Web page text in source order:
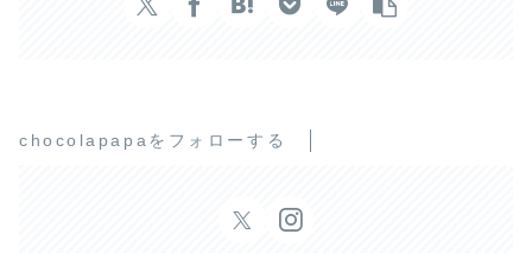
chocolapapaをフォローする